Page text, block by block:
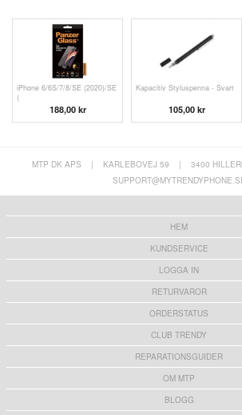
iPhone 6/6S/7/8/SE (2020)/SE
(
188,00 kr
Kapacitiv Styluspenna - Svart
105,00 kr
MTP DK APS | KARLEBOVEJ 59 | 3400
HEM
KUNDSERVICE
LOGGA IN
RETURVAROR
ORDERSTATUS
CLUB TRENDY
REPARATIONSGUIDER
OM MTP
BLOGG